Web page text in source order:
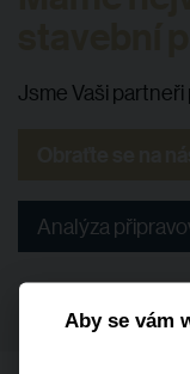
Jsme Vaši
Analýza
Aby se vám